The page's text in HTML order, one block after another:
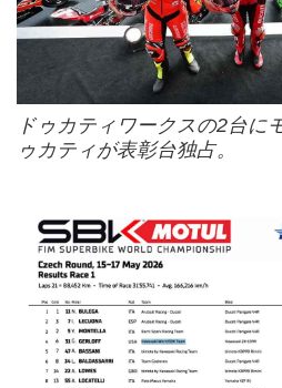
ドゥカティワークスの2台に
ゥカティが表彰台独占。